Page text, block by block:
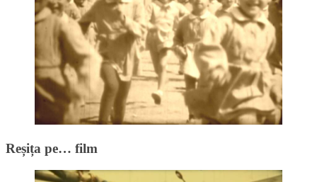
Reșița pe… film